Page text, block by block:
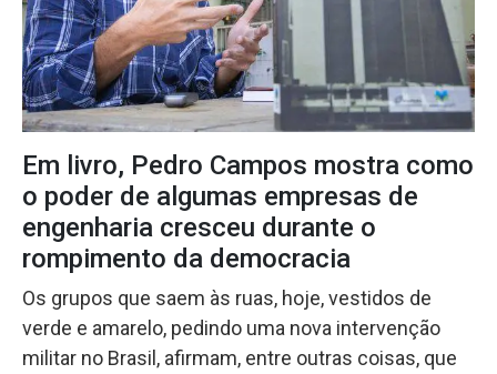
Em livro, Pedro Campos mostra como
o poder de algumas empresas de
engenharia cresceu durante o
rompimento da democracia
Os grupos que saem às ruas, hoje, vestidos de
verde e amarelo, pedindo uma nova intervenção
militar no Brasil, afirmam, entre outras coisas, que